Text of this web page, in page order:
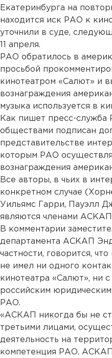
Екатеринбурга на
находится иск РАО к
уточнили в суде,
11 апреля.
РАО обратилось в
просьбой
кинотеатром «Салют» и
вознаграждения
музыка используется в
Как пишет пресс-
обществами подписан
представительстве
которым РАО
вознаграждения
Все авторы, в чьих в
конкретном случае
Уильямс Гарри, Пауэлл
являются членами
В комментарии
департамента АСКАП
частности, говорится,
не имел ни одного
кинотеатра «Салют», ни
российским
РАО.
«АСКАП никогда бы не
третьими лицами,
деятельность на
компетенция РАО. АСКАП